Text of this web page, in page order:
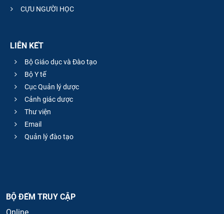
CỰU NGƯỜI HỌC
LIÊN KẾT
Bộ Giáo dục và Đào tạo
Bộ Y tế
Cục Quản lý dược
Cảnh giác dược
Thư viện
Email
Quản lý đào tạo
BỘ ĐẾM TRUY CẬP